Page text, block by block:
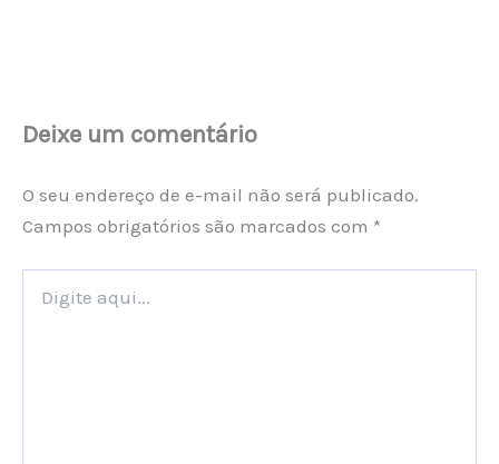
Deixe um comentário
O seu endereço de e-mail não será publicado.
Campos obrigatórios são marcados com *
aqui...